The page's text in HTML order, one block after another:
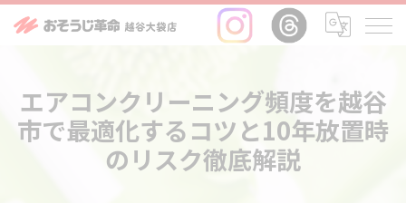
エアコンクリーニング頻度を越谷
市で最適化するコツと10年放置時
のリスク徹底解説